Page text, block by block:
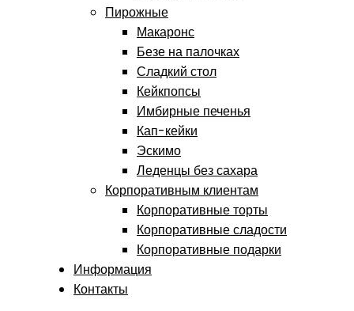
Пирожные
Макаронс
Безе на палочках
Сладкий стол
Кейкпопсы
Имбирные печенья
Кап-кейки
Эскимо
Леденцы без сахара
Корпоративным клиентам
Корпоративные торты
Корпоративные сладости
Корпоративные подарки
Информация
Контакты